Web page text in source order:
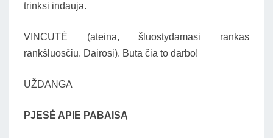
trinksi indauja.
VINCUTĖ (ateina, šluostydamasi rankas
rankšluosčiu. Dairosi). Būta čia to darbo!
UŽDANGA
PJESĖ APIE PABAISĄ